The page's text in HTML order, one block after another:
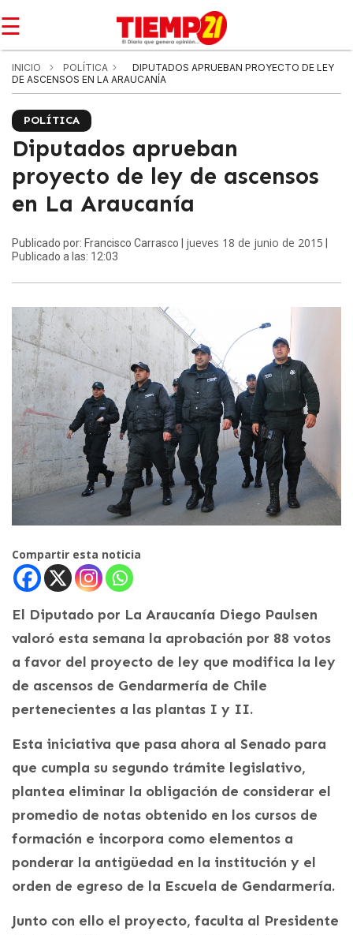
☰
INICIO POLÍTICA
DIPUTADOS APRUEBAN PROYECTO DE LEY
DE ASCENSOS EN LA ARAUCANÍA
POLÍTICA
Diputados aprueban
proyecto de ley de ascensos
en La Araucanía
Publicado por: Francisco Carrasco | jueves 18 de junio de 2015
Publicado a las: 12:03
Compartir esta noticia
El Diputado por La Araucanía Diego Paulsen
valoró esta semana la aprobación por 88 votos
a favor del proyecto de ley que modifica la ley
de ascensos de Gendarmería de Chile
pertenecientes a las plantas I y II.
Esta iniciativa que pasa ahora al Senado para
que cumpla su segundo trámite legislativo,
plantea eliminar la obligación de considerar el
promedio de notas obtenido en los cursos de
formación e incorpora como elementos a
ponderar la antigüedad en la institución y el
orden de egreso de la Escuela de Gendarmería.
Junto con ello el proyecto, faculta al Presidente